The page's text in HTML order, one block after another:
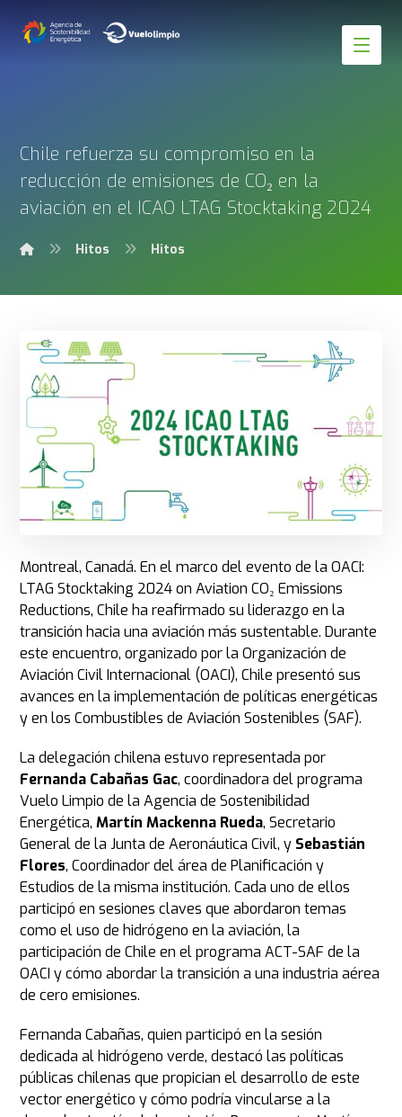
Chile refuerza su compromiso en la
reducción de emisiones de CO₂ en la
aviación en el ICAO LTAG Stocktaking 2024
Hitos Hitos
Montreal, Canadá. En el marco del evento de la OACI:
LTAG Stocktaking 2024 on Aviation CO₂ Emissions
Reductions, Chile ha reafirmado su liderazgo en la
transición hacia una aviación más sustentable. Durante
este encuentro, organizado por la Organización de
Aviación Civil Internacional (OACI), Chile presentó sus
avances en la implementación de políticas energéticas
y en los Combustibles de Aviación Sostenibles (SAF).
La delegación chilena estuvo representada por
Fernanda Cabañas Gac, coordinadora del programa
Vuelo Limpio de la Agencia de Sostenibilidad
Energética,Martín Mackenna Rueda, Secretario
General de la Junta de Aeronáutica Civil, y Sebastián
Flores, Coordinador del área de Planificación y
Estudios de la misma institución. Cada uno de ellos
participó en sesiones claves que abordaron temas
como el uso de hidrógeno en la aviación, la
participación de Chile en el programa ACT-SAF de la
OACI y cómo abordar la transición a una industria aérea
de cero emisiones.
Fernanda Cabañas, quien participó en la sesión
dedicada al hidrógeno verde, destacó las políticas
públicas chilenas que propician el desarrollo de este
vector energético y cómo podría vincularse a la